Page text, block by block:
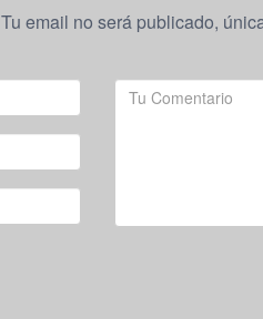
Tu email no será publicado,